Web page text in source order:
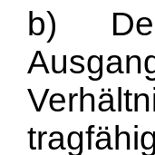
b)